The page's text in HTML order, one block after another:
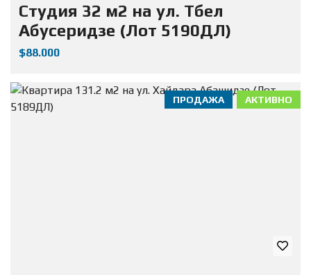
Студия 32 м2 на ул. Тбел
Абусеридзе (Лот 5190ДЛ)
$88.000
АКТИВНО
ПРОДАЖА